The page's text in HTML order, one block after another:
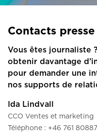
FAQ
Contactez-nous
Contacts presse
Vous êtes journaliste
obtenir davantage
pour demander une
nos supports de
Ida Lindvall
CCO Ventes et marketing
Téléphone : +46 761